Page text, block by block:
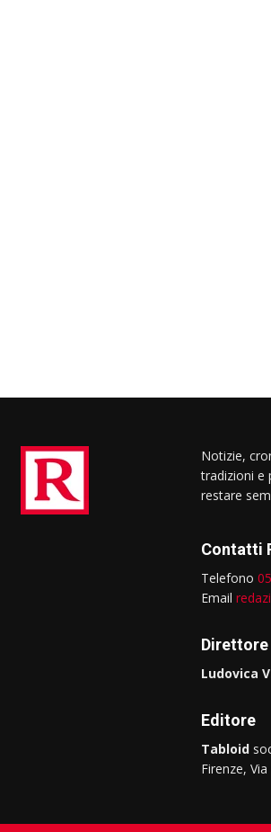
Notizie,
tradizioni e
restare
Contatti
Telefono
Email
Direttore
Ludovica
Editore
Tabloid
Firenze,